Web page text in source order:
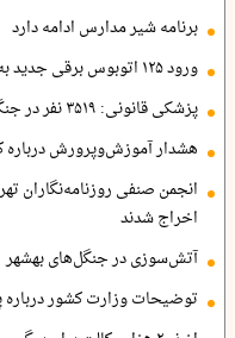
برنامه شیر مدارس ادامه دارد
ورود ۱۲۵ اتوبوس برقی جدید به تهران تا شهریور
پزشکی قانونی: ۳۵۱۹ نفر در جنگ ۴۰ روزه کشته شدند
هشدار آموزش‌وپرورش
اخراج شدند
آتش‌سوزی در جنگل‌های بهشهر
توضیحات وزارت کشور درباره